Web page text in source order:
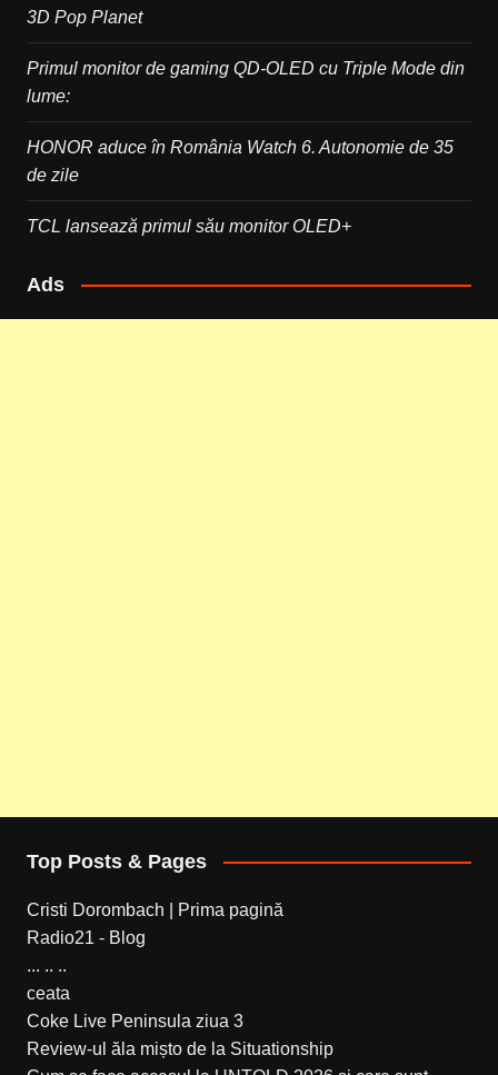
3D Pop Planet
Primul monitor de gaming QD-OLED cu Triple Mode din
lume:
HONOR aduce în România Watch 6. Autonomie de 35
de zile
TCL lansează primul său monitor OLED+
Ads
Top Posts & Pages
Cristi Dorombach | Prima pagină
Radio21 - Blog
... .. ..
ceata
Coke Live Peninsula ziua 3
Review-ul ăla mișto de la Situationship